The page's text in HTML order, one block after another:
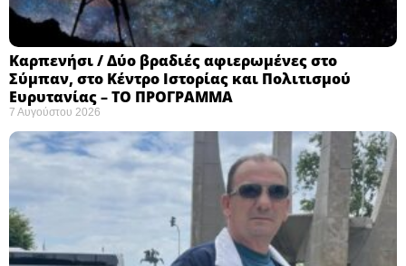
Καρπενήσι / Δύο βραδιές αφιερωμένες στο
Σύμπαν, στο Κέντρο Ιστορίας και Πολιτισμού
Ευρυτανίας – ΤΟ ΠΡΟΓΡΑΜΜΑ
7 Αυγούστου 2026